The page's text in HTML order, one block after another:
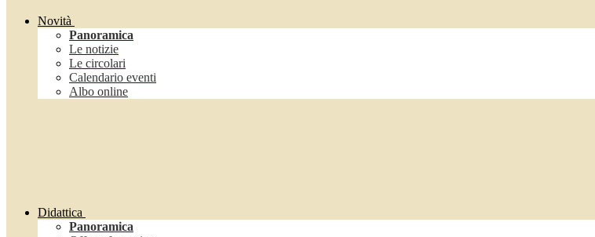
Novità
Panoramica
Le notizie
Le circolari
Calendario eventi
Albo online
Didattica
Panoramica